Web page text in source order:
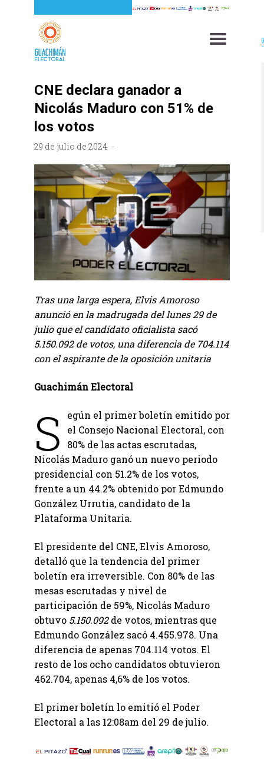
CNE declara ganador a
Nicolás Maduro con 51% de
los votos
29 de julio de 2024
Tras una larga espera, Elvis Amoroso
anunció en la madrugada del lunes 29 de
julio que el candidato oficialista sacó
5.150.092 de votos, una diferencia de 704.114
con el aspirante de la oposición unitaria
Guachimán Electoral
S
egún el primer boletín emitido por
el Consejo Nacional Electoral, con
80% de las actas escrutadas,
Nicolás Maduro ganó un nuevo periodo
presidencial con 51.2% de los votos,
frente a un 44.2% obtenido por Edmundo
González Urrutia, candidato de la
Plataforma Unitaria.
El presidente del CNE, Elvis Amoroso,
detalló que la tendencia del primer
boletín era irreversible. Con 80% de las
mesas escrutadas y nivel de
participación de 59%, Nicolás Maduro
obtuvo 5.150.092de votos, mientras que
Edmundo González sacó 4.455.978. Una
diferencia de apenas 704.114 votos. El
resto de los ocho candidatos obtuvieron
462.704, apenas 4,6% de los votos.
El primer boletín lo emitió el Poder
Electoral a las 12:08am del 29 de julio.